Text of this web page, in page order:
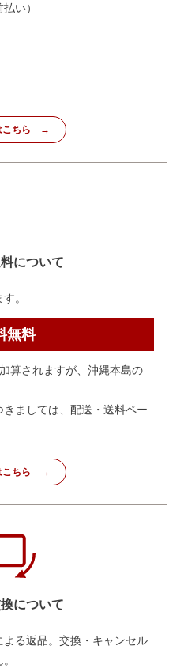
い）
ちら
について
。
無料
算されますが、沖縄本島の
ましては、配送・送料ペー
ちら
について
る返品。交換・キャンセル